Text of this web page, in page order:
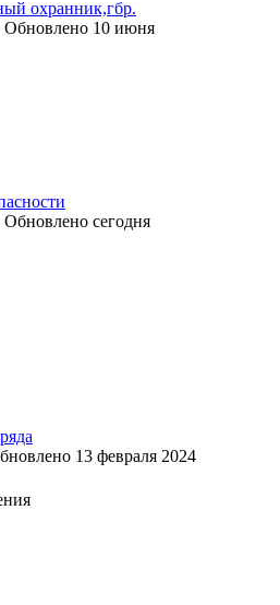
охранник,гбр.
Обновлено 10 июня
Обновлено сегодня
13 февраля 2024